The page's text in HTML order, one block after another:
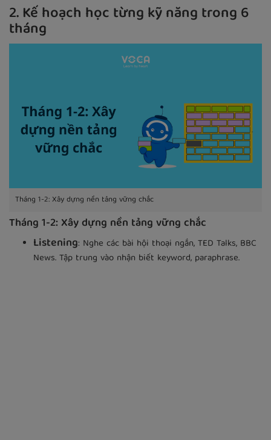
2. Kế hoạch học từng kỹ năng trong 6
tháng
Tháng 1-2: Xây dựng nền tảng vững chắc
Tháng 1-2: Xây dựng nền tảng vững chắc
Listening: Nghe các bài hội thoại ngắn, TED Talks, BBC
News. Tập trung vào nhận biết keyword, paraphrase.